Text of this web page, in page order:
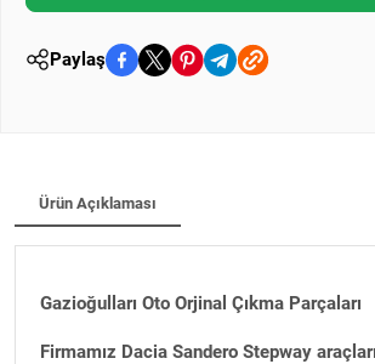
Paylaş
Ürün Açıklaması
Gazioğulları Oto Orjinal Çıkma Parçaları
Firmamız Dacia Sandero Stepway